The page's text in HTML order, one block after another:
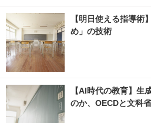
【明日使える指導術
め」の技術
【AI時代の教育】生
のか、OECDと文科